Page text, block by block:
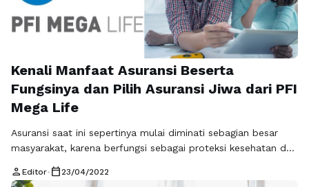
Kenali Manfaat Asuransi Beserta
Fungsinya dan Pilih Asuransi Jiwa dari PFI
Mega Life
Asuransi saat ini sepertinya mulai diminati sebagian besar
masyarakat, karena berfungsi sebagai proteksi kesehatan dan
yang tidak begitu memahami manfaat jika mendaftar sebagai
person Editor• calendar_today 23/04/2022